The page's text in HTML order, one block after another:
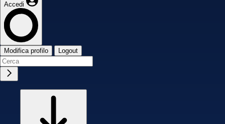
Accedi
Modifica profilo Logout